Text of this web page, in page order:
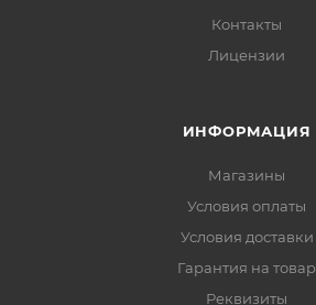
Контакты
Лицензии
ИНФОРМАЦИЯ
Магазины
Условия оплаты
Условия доставки
Гарантия на товар
Реквизиты